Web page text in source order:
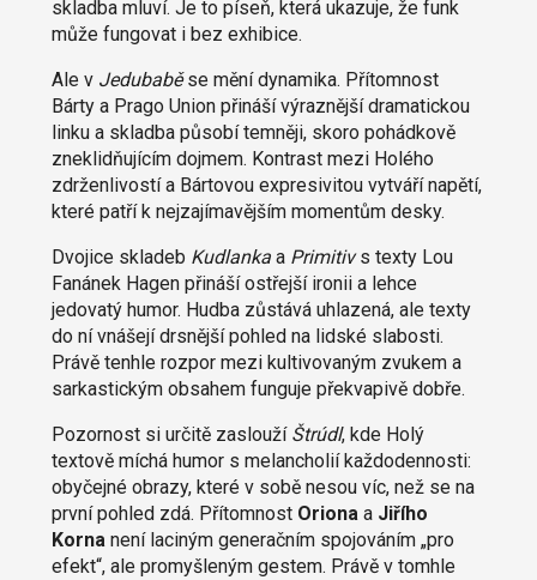
skladba mluví. Je to píseň, která ukazuje, že funk
může fungovat i bez exhibice.
Ale vJedubaběse mění dynamika. Přítomnost
Bárty a Prago Union přináší výraznější dramatickou
linku a skladba působí temněji, skoro pohádkově
zneklidňujícím dojmem. Kontrast mezi Holého
zdrženlivostí a Bártovou expresivitou vytváří napětí,
které patří k nejzajímavějším momentům desky.
Dvojice skladeb Kudlankaa Primitivs texty Lou
Fanánek Hagen přináší ostřejší ironii a lehce
jedovatý humor. Hudba zůstává uhlazená, ale texty
do ní vnášejí drsnější pohled na lidské slabosti.
Právě tenhle rozpor mezi kultivovaným zvukem a
sarkastickým obsahem funguje překvapivě dobře.
Pozornost si určitě zaslouží Štrúdl, kde Holý
textově míchá humor s melancholií každodennosti:
obyčejné obrazy, které v sobě nesou víc, než se na
první pohled zdá. Přítomnost Orionaa Jiřího
Kornanení laciným generačním spojováním „pro
efekt“, ale promyšleným gestem. Právě v tomhle